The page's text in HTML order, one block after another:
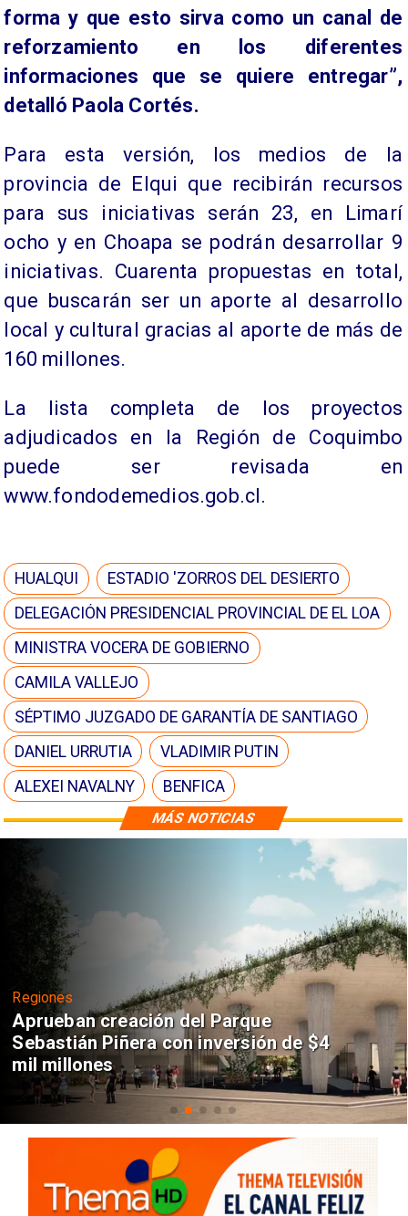
MÁS NOTICIAS
forma y que esto sirva como un canal de
reforzamiento en los diferentes
informaciones que se quiere entregar”,
detalló Paola Cortés.
Para esta versión, los medios de la
provincia de Elqui que recibirán recursos
para sus iniciativas serán 23, en Limarí
ocho y en Choapa se podrán desarrollar 9
iniciativas. Cuarenta propuestas en total,
que buscarán ser un aporte al desarrollo
local y cultural gracias al aporte de más de
160 millones.
La lista completa de los proyectos
adjudicados en la Región de Coquimbo
puede ser revisada en
www.fondodemedios.gob.cl.
HUALQUI
ESTADIO 'ZORROS DEL DESIERTO
DELEGACIÓN PRESIDENCIAL PROVINCIAL DE EL LOA
MINISTRA VOCERA DE GOBIERNO
CAMILA VALLEJO
SÉPTIMO JUZGADO DE GARANTÍA DE SANTIAGO
DANIEL URRUTIA
VLADIMIR PUTIN
ALEXEI NAVALNY
BENFICA
Regiones
Aprueban creación del Parque
Sebastián Piñera con inversión de $4
mil millones